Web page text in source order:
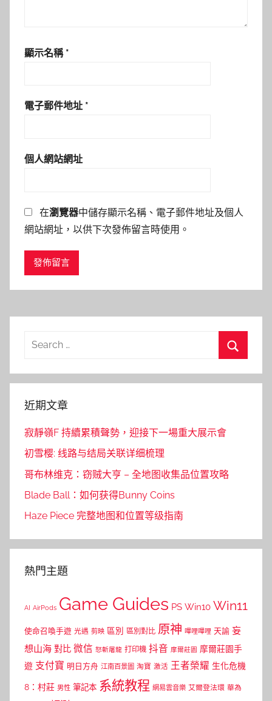
顯示名稱 *
電子郵件地址 *
個人網站網址
在瀏覽器中儲存顯示名稱、電子郵件地址及個人
網站網址，以供下次發佈留言時使用。
Search
近期文章
寂靜嶺F 持續累積聲勢，迎接下一場重大展示會
初雪樱: 线路与结局关联详细梳理
哥布林维克：窃贼大亨 – 全地图收集品位置攻略
Blade Ball：如何获得Bunny Coins
Haze Piece 完整地图和位置等级指南
熱門主題
AI AirPods Game Guides PS Win10 Win11
使命召喚手遊 光遇 剪映 區別 區別對比 原神 嗶哩嗶哩 天諭 妄
想山海 對比 微信 怒斬屠龍 打印機 抖音 摩爾莊園 摩爾莊園手
遊 支付寶 明日方舟 江南百景圖 淘寶 激活 王者榮耀 生化危機
8：村莊 男性 筆記本 系統教程 網易雲音樂 艾爾登法環 華為